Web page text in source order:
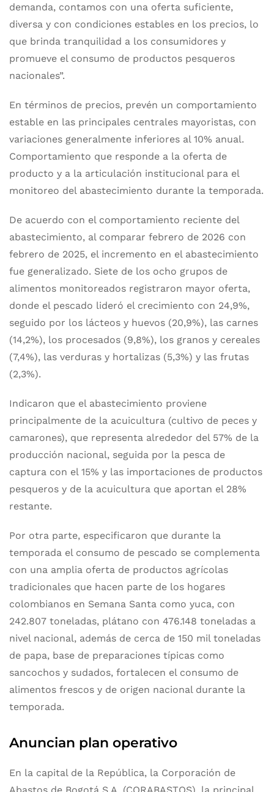
demanda, contamos con una oferta suficiente,
diversa y con condiciones estables en los precios, lo
que brinda tranquilidad a los consumidores y
promueve el consumo de productos pesqueros
nacionales”.
En términos de precios, prevén un comportamiento
estable en las principales centrales mayoristas, con
variaciones generalmente inferiores al 10% anual.
Comportamiento que responde a la oferta de
producto y a la articulación institucional para el
monitoreo del abastecimiento durante la temporada.
De acuerdo con el comportamiento reciente del
abastecimiento, al comparar febrero de 2026 con
febrero de 2025, el incremento en el abastecimiento
fue generalizado. Siete de los ocho grupos de
alimentos monitoreados registraron mayor oferta,
donde el pescado lideró el crecimiento con 24,9%,
seguido por los lácteos y huevos (20,9%), las carnes
(14,2%), los procesados (9,8%), los granos y cereales
(7,4%), las verduras y hortalizas (5,3%) y las frutas
(2,3%).
Indicaron que el abastecimiento proviene
principalmente de la acuicultura (cultivo de peces y
camarones), que representa alrededor del 57% de la
producción nacional, seguida por la pesca de
captura con el 15% y las importaciones de productos
pesqueros y de la acuicultura que aportan el 28%
restante.
Por otra parte, especificaron que durante la
temporada el consumo de pescado se complementa
con una amplia oferta de productos agrícolas
tradicionales que hacen parte de los hogares
colombianos en Semana Santa como yuca, con
242.807 toneladas, plátano con 476.148 toneladas a
nivel nacional, además de cerca de 150 mil toneladas
de papa, base de preparaciones típicas como
sancochos y sudados, fortalecen el consumo de
alimentos frescos y de origen nacional durante la
temporada.
Anuncian plan operativo
En la capital de la República, la Corporación de
Abastos de Bogotá S.A. (CORABASTOS), la principal